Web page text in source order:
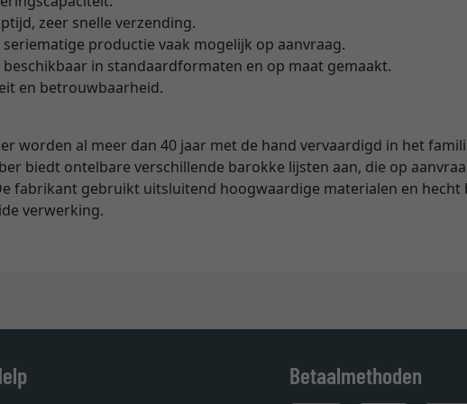
zeer snelle verzending.
productie vaak mogelijk op aanvraag.
beschikbaar in standaardformaten en op maat gemaakt.
en betrouwbaarheid.
worden al meer dan 40 jaar met de hand vervaardigd in het
biedt ontelbare verschillende barokke lijsten aan, die op
fabrikant gebruikt uitsluitend hoogwaardige materialen en hecht
verwerking.
Betaalmethoden